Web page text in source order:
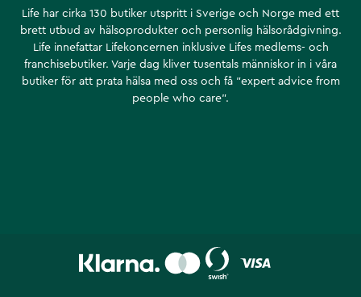
Life har cirka 130 butiker utspritt i Sverige och Norge med ett
brett utbud av hälsoprodukter och personlig hälsorådgivning.
Life innefattar Lifekoncernen inklusive Lifes medlems- och
franchisebutiker. Varje dag kliver tusentals människor in i våra
butiker för att prata hälsa med oss och få ”expert advice from
people who care”.